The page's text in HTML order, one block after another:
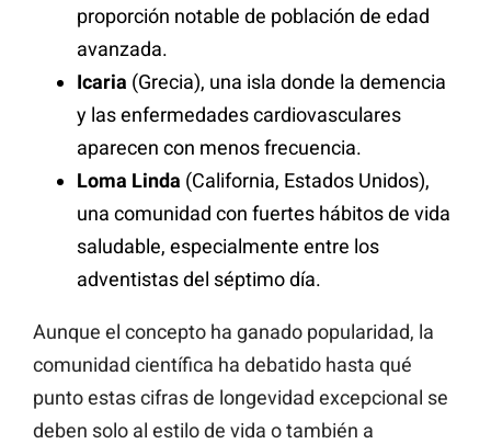
proporción notable de población de edad
avanzada.
Icaria (Grecia), una isla donde la demencia
y las enfermedades cardiovasculares
aparecen con menos frecuencia.
Loma Linda (California, Estados Unidos),
una comunidad con fuertes hábitos de vida
saludable, especialmente entre los
adventistas del séptimo día.
Aunque el concepto ha ganado popularidad, la
comunidad científica ha debatido hasta qué
punto estas cifras de longevidad excepcional se
deben solo al estilo de vida o también a